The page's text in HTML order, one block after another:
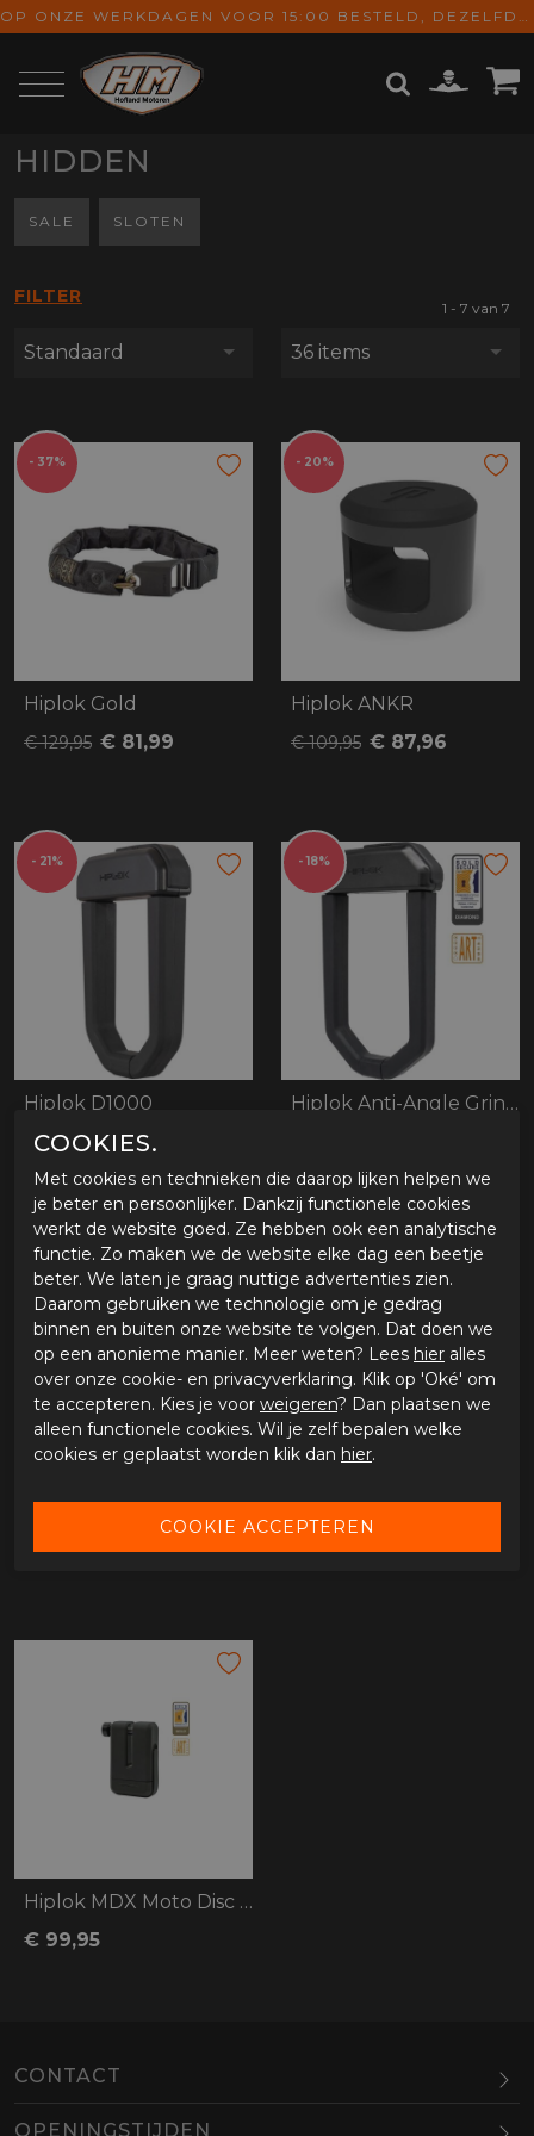
OP ONZE WERKDAGEN VOOR 15:00 BESTELD, DEZELFDE DAG VERZONDEN! GRATIS VERZENDING VANAF € 65,-
HIDDEN
SALE SLOTEN
FILTER
Standaard
1 - 7 van 7
36 items
- 37%
Hiplok Gold
€ 129,95 € 81,99
- 20%
Hiplok ANKR
€ 109,95 € 87,96
- 21%
Hiplok D1000
€ 299,95 € 235,95
- 18%
Hiplok Anti-Angle Grinder DX1000
- 15%
Hiplok Anti-Angle Grinder AX1000
€ 341,64
- 19%
€ 162,68
Hiplok MDX Moto Disc Lock
€ 99,95
CONTACT
OPENINGSTIJDEN
COOKIES.
Met cookies en technieken die daarop lijken helpen we
je beter en persoonlijker. Dankzij functionele cookies
werkt de website goed. Ze hebben ook een analytische
functie. Zo maken we de website elke dag een beetje
beter. We laten je graag nuttige advertenties zien.
Daarom gebruiken we technologie om je gedrag
binnen en buiten onze website te volgen. Dat doen we
op een anonieme manier. Meer weten? Lees hier alles
over onze cookie- en privacyverklaring. Klik op 'Oké' om
te accepteren. Kies je voor weigeren? Dan plaatsen we
alleen functionele cookies. Wil je zelf bepalen welke
cookies er geplaatst worden klik dan hier.